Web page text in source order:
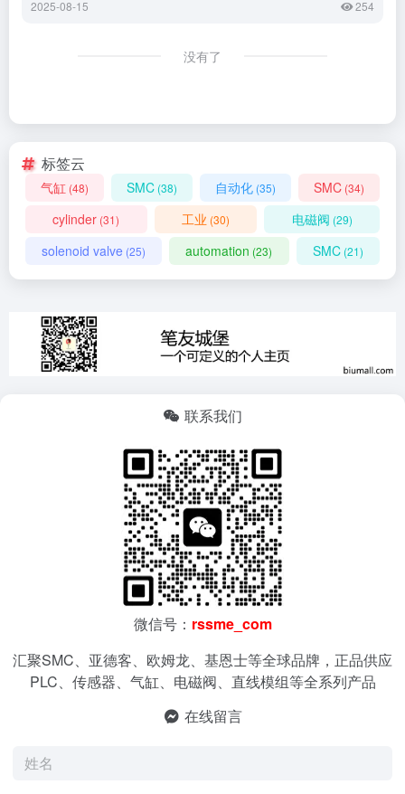
2025-08-15 254
没有了
标签云
气缸 (48) SMC (38) 自动化 (35) SMC (34)
cylinder (31) 工业 (30) 电磁阀 (29)
solenoid valve (25) automation (23) SMC(21)
联系我们
微信号： rssme_com
汇聚SMC、亚德客、欧姆龙、基恩士等全球品牌，正品供应
PLC、传感器、气缸、电磁阀、直线模组等全系列产品
在线留言